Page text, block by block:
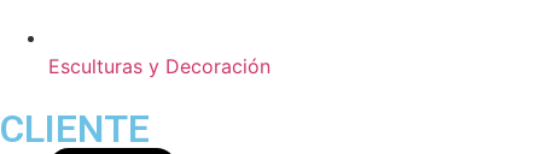
Esculturas y Decoración
CLIENTE